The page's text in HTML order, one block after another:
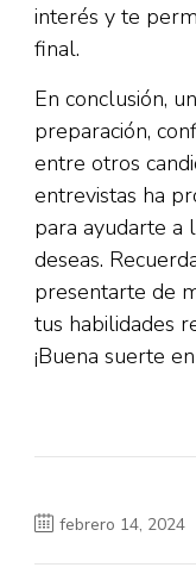
interés y te
final.
En conclusión,
preparación,
entre otros
entrevistas ha
para ayudarte
deseas.
presentarte de
tus habilidades
¡Buena suerte
febrero 14, 2024